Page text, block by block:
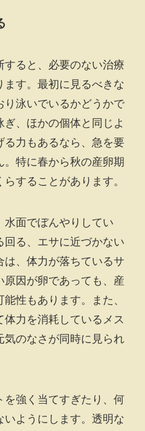
すると、必要のない治療
ます。最初に見るべきな
り泳いでいるかどうかで
、ほかの個体と同じよ
る力もあるなら、急を要
特に春から秋の産卵期
することがあります。
水面でぼんやりしてい
回る、エサに近づかない
は、体力が落ちているサ
原因が卵であっても、産
性もあります。また、
力を消耗しているメス
気のなさが同時に見られ
を強く当てすぎたり、何
いようにします。透明な